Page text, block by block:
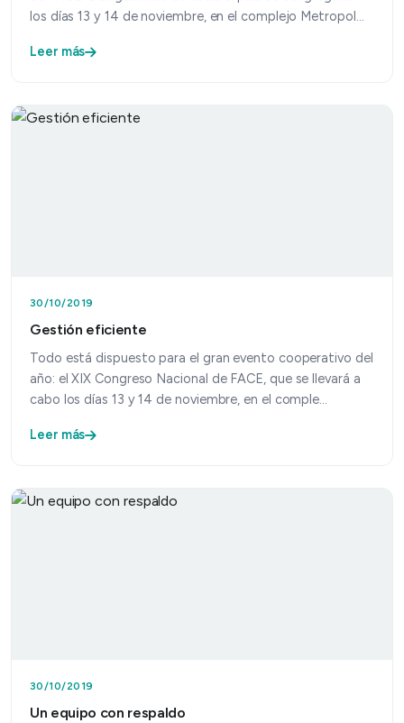
los días 13 y 14 de noviembre, en el complejo Metropol…
Leer más
30/10/2019
Gestión eficiente
Todo está dispuesto para el gran evento cooperativo del
año: el XIX Congreso Nacional de FACE, que se llevará a
cabo los días 13 y 14 de noviembre, en el comple…
Leer más
30/10/2019
Un equipo con respaldo